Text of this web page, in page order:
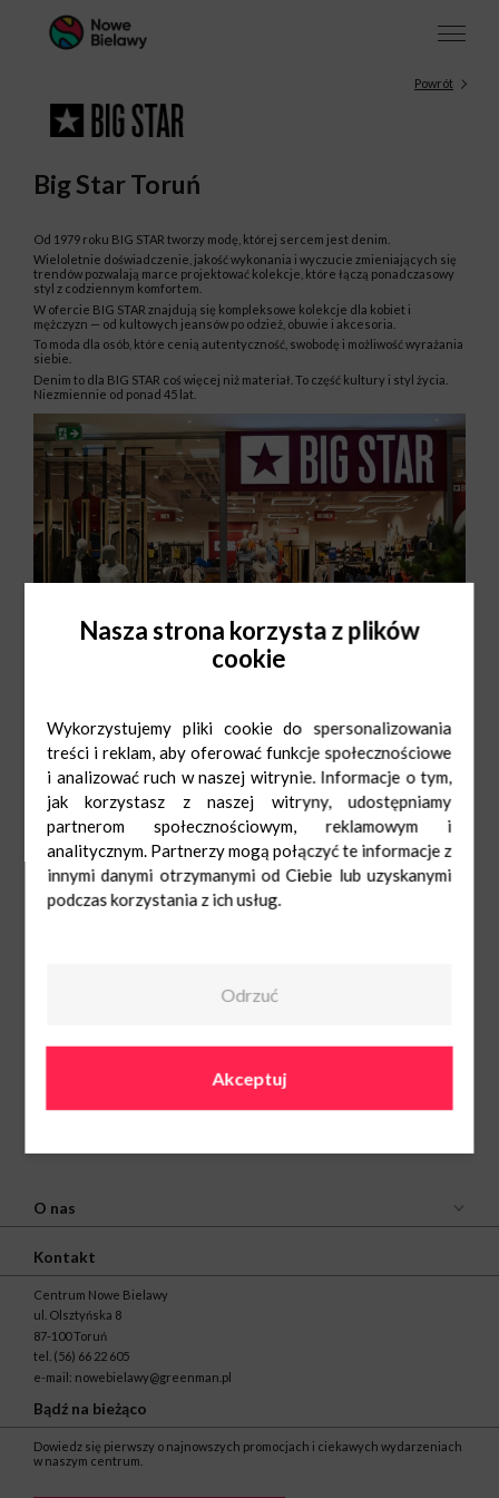
Powrót
Big Star Toruń
Od 1979 roku BIG STAR tworzy modę, której sercem jest denim.
Wieloletnie doświadczenie, jakość wykonania i wyczucie zmieniających się
trendów pozwalają marce projektować kolekcje, które łączą ponadczasowy
styl z codziennym komfortem.
W ofercie BIG STAR znajdują się kompleksowe kolekcje dla kobiet i
mężczyzn — od kultowych jeansów po odzież, obuwie i akcesoria.
To moda dla osób, które cenią autentyczność, swobodę i możliwość wyrażania
siebie.
Denim to dla BIG STAR coś więcej niż materiał. To część kultury i styl życia.
Niezmiennie od ponad 45 lat.
Pn-Sob: 9:00-21:00
Ndz: 10:00-20:00
538 149 036
Pn-Sob: 9:00-
21:00
O nas
Kontakt
Centrum Nowe Bielawy
ul. Olsztyńska 8
87-100 Toruń
tel. (56) 66 22 605
e-mail: nowebielawy@greenman.pl
Bądź na bieżąco
Dowiedz się pierwszy o najnowszych promocjach i ciekawych wydarzeniach
w naszym centrum.
Nasza strona korzysta z plików
cookie
Wykorzystujemy pliki cookie do spersonalizowania
treści i reklam, aby oferować funkcje społecznościowe
i analizować ruch w naszej witrynie. Informacje o tym,
jak korzystasz z naszej witryny, udostępniamy
partnerom społecznościowym, reklamowym i
analitycznym. Partnerzy mogą połączyć te informacje z
innymi danymi otrzymanymi od Ciebie lub uzyskanymi
podczas korzystania z ich usług.
Odrzuć
Akceptuj